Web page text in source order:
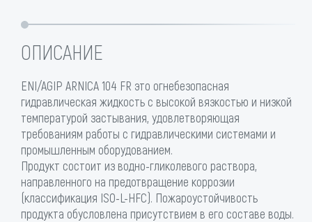
ОПИСАНИЕ
ENI/AGIP ARNICA 104 FR это огнебезопасная
гидравлическая жидкость с высокой вязкостью и низкой
температурой застывания, удовлетворяющая
требованиям работы с гидравлическими системами и
промышленным оборудованием.
Продукт состоит из водно-гликолевого раствора,
направленного на предотвращение коррозии
(классификация ISO-L-HFC). Пожароустойчивость
продукта обусловлена присутствием в его составе воды.